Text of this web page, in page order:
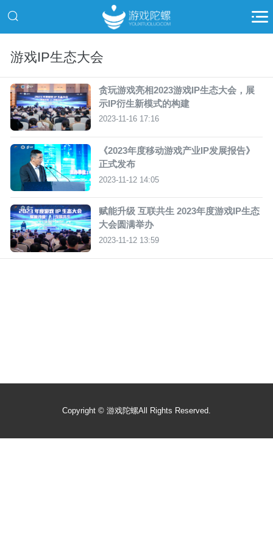
游戏IP生态大会
贪玩游戏亮相2023游戏IP生态大会，展
示IP衍生新模式的构建
2023-11-16 17:16
《2023年度移动游戏产业IP发展报告》
正式发布
2023-11-12 14:05
赋能升级 互联共生 2023年度游戏IP生态
大会圆满举办
2023-11-12 13:59
Copyright © 游戏陀螺All Rights Reserved.